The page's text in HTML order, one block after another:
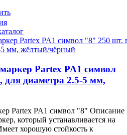
Partex PA1 символ
диаметра 2.5-5 мм,
Partex PA1 символ "8" Описание
который устанавливается на
хорошую стойкость к